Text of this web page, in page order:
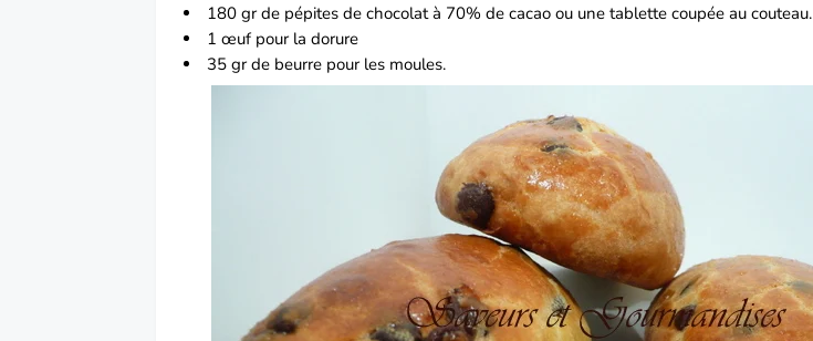
180 gr de pépites de chocolat à 70% de cacao ou une tablette coupée au couteau.
1 œuf pour la dorure
35 gr de beurre pour les moules.